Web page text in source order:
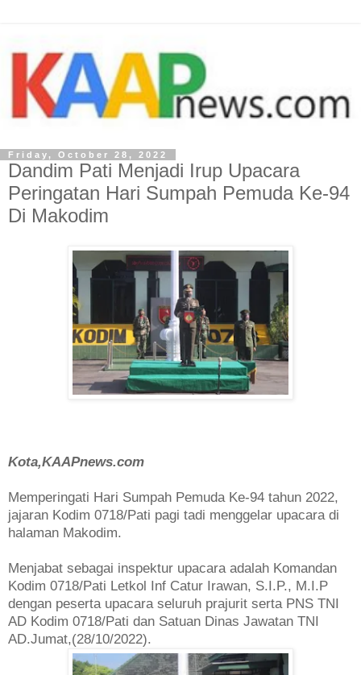
Friday, October 28, 2022
Dandim Pati Menjadi Irup Upacara
Peringatan Hari Sumpah Pemuda Ke-94
Di Makodim
Kota,KAAPnews.com
Memperingati Hari Sumpah Pemuda Ke-94 tahun 2022,
jajaran Kodim 0718/Pati pagi tadi menggelar upacara di
halaman Makodim.
Menjabat sebagai inspektur upacara adalah Komandan
Kodim 0718/Pati Letkol Inf Catur Irawan, S.I.P., M.I.P
dengan peserta upacara seluruh prajurit serta PNS TNI
AD Kodim 0718/Pati dan Satuan Dinas Jawatan TNI
AD.Jumat,(28/10/2022).